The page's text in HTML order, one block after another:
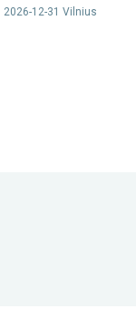
2026-12-31 Vilnius